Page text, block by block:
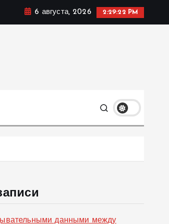
6 августа, 2026 2:29:23 PM
данными между